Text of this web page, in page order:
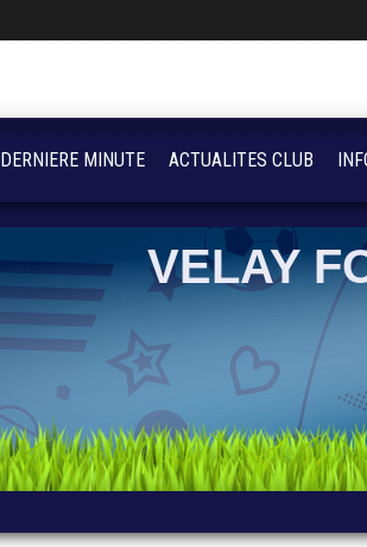
VELAY
DERNIERE MINUTE ACTUALITES CLUB